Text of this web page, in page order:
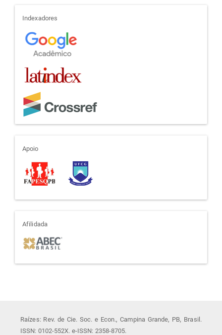
indexadores
Indexadores
apoio
Apoio
afiliada
Afilidada
Raízes: Rev. de Cie. Soc. e Econ., Campina Grande, PB, Brasil.
ISSN: 0102-552X. e-ISSN: 2358-8705.